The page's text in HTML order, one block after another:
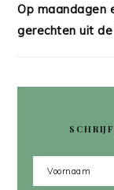
Op maandagen
gerechten uit